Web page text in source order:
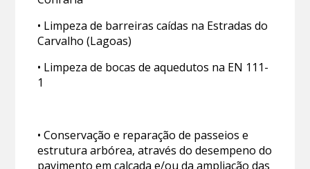
• Limpeza de barreiras caídas na Estradas do
Carvalho (Lagoas)
• Limpeza de bocas de aquedutos na EN 111-
1
• Conservação e reparação de passeios e
estrutura arbórea, através do desempeno do
pavimento em calçada e/ou da ampliação das